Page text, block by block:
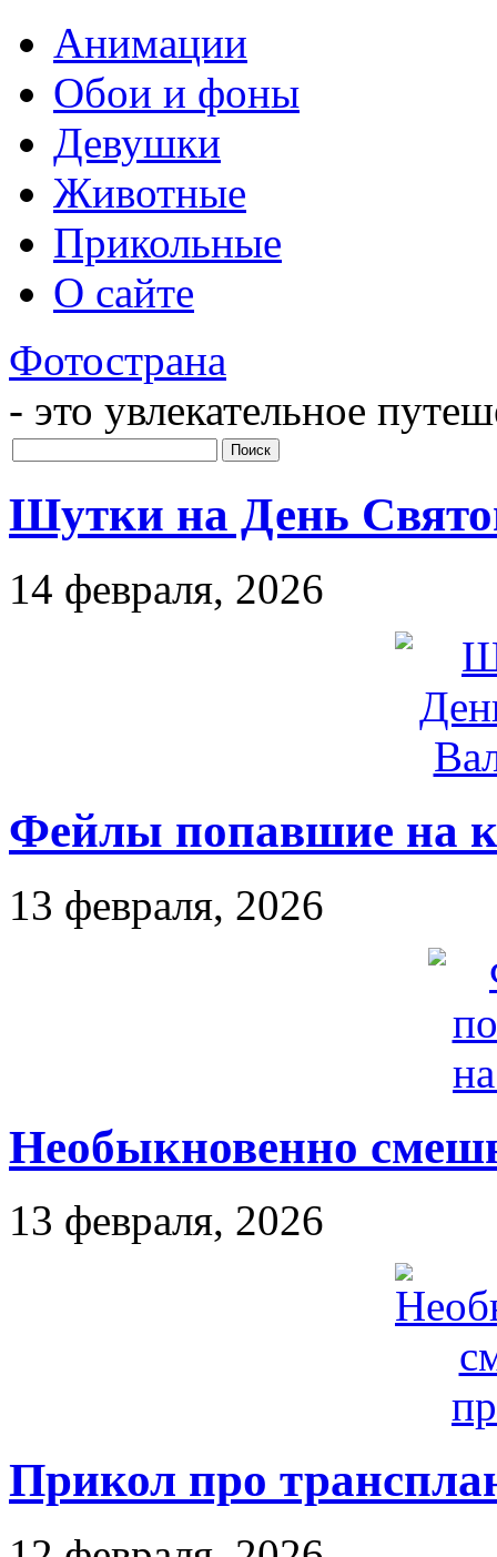
Анимации
Обои и фоны
Девушки
Животные
Прикольные
О сайте
Фотострана
- это увлекательное
Шутки на День
14 февраля, 2026
Фейлы попавшие на
13 февраля, 2026
Необыкновенно
13 февраля, 2026
Прикол про